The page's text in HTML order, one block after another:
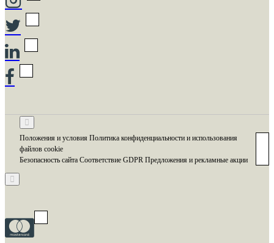
Положения и условия Политика конфиденциальности и использования
файлов cookie
Безопасность сайта Соответствие GDPR Предложения и рекламные акции